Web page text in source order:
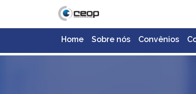
Home Sobre nós Convênios